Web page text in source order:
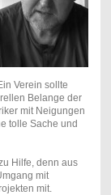
Verein sollte
Belange der
mit Neigungen
tolle Sache und
Hilfe, denn aus
mit
mit.